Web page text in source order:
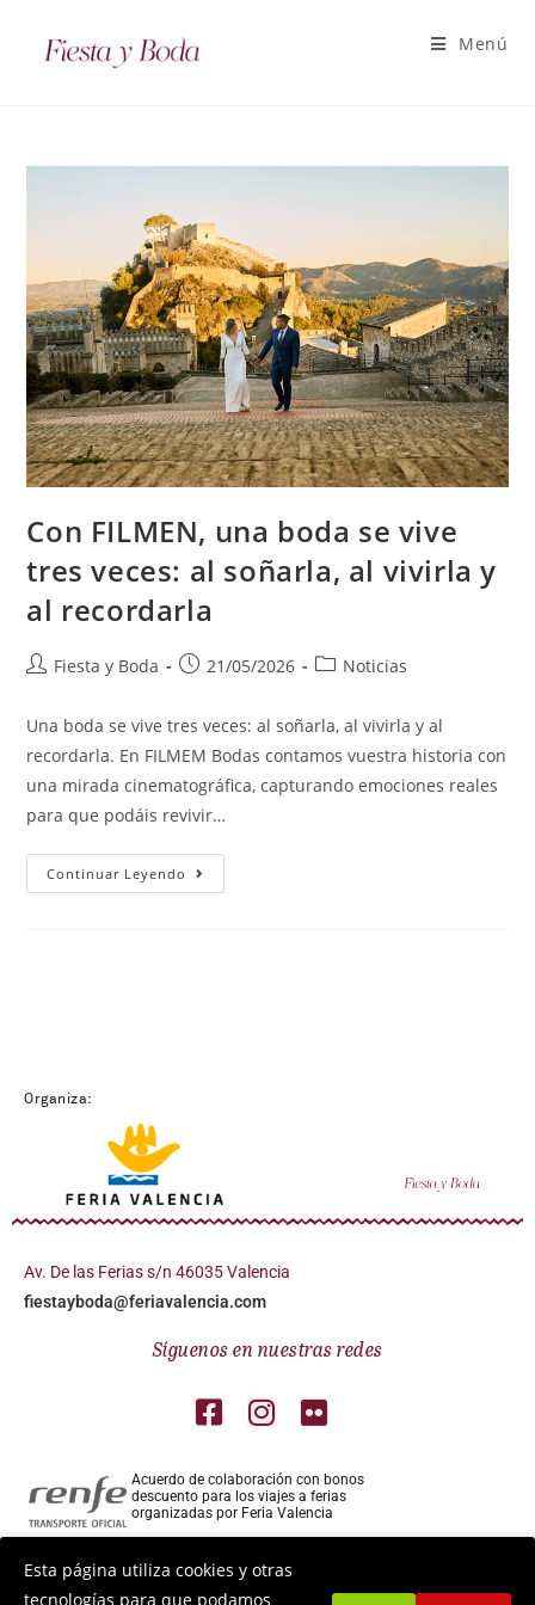
Menú
Con FILMEN, una boda se vive
tres veces: al soñarla, al vivirla y
al recordarla
Fiesta y Boda 21/05/2026 Noticias
Una boda se vive tres veces: al soñarla, al vivirla y al
recordarla. En FILMEM Bodas contamos vuestra historia con
una mirada cinematográfica, capturando emociones reales
para que podáis revivir…
Continuar Leyendo
Organiza:
Av. De las Ferias s/n 46035 Valencia
fiestayboda@feriavalencia.com
Síguenos en nuestras redes
Acuerdo de colaboración con bonos
descuento para los viajes a ferias
organizadas por Feria Valencia
Colaborador aéreo para los viajes a ferias
organizadas por Feria Valencia
Esta página utiliza cookies y otras
tecnologías para que podamos